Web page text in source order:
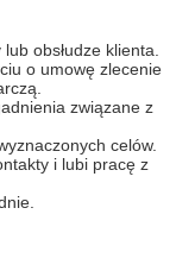
obsłudze klienta.
o umowę zlecenie
związane z
celów.
i lubi pracę z